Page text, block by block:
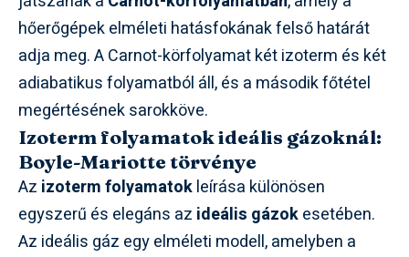
hőerőgépek elméleti hatásfokának felső határát
adja meg. A Carnot-körfolyamat két izoterm és két
adiabatikus folyamatból áll, és a második főtétel
megértésének sarokköve.
Izoterm folyamatok ideális gázoknál:
Boyle-Mariotte törvénye
Az izoterm folyamatokleírása különösen
egyszerű és elegáns az ideális gázokesetében.
Az ideális gáz egy elméleti modell, amelyben a